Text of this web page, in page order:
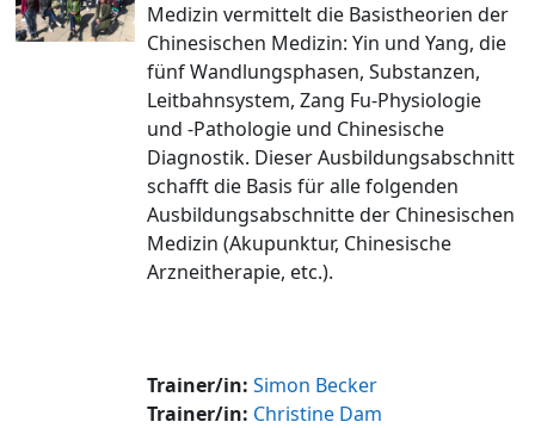
Medizin vermittelt die Basistheorien der
Chinesischen Medizin: Yin und Yang, die
fünf Wandlungsphasen, Substanzen,
Leitbahnsystem, Zang Fu-Physiologie
und -Pathologie und Chinesische
Diagnostik. Dieser Ausbildungsabschnitt
schafft die Basis für alle folgenden
Ausbildungsabschnitte der Chinesischen
Medizin (Akupunktur, Chinesische
Arzneitherapie, etc.).
Trainer/in: Simon Becker
Trainer/in: Christine Dam